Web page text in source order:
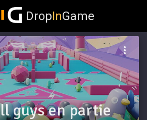
DropInGame
guys en partie